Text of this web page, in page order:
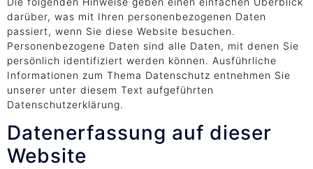
darüber, was mit Ihren personenbezogenen Daten
passiert, wenn Sie diese Website besuchen.
Personenbezogene Daten sind alle Daten, mit denen Sie
persönlich identifiziert werden können. Ausführliche
Informationen zum Thema Datenschutz entnehmen Sie
unserer unter diesem Text aufgeführten
Datenschutzerklärung.
Datenerfassung auf dieser
Website